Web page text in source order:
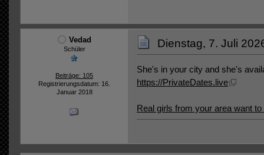
Vedad
Schüler
Beiträge: 105
Registrierungsdatum: 16.
Januar 2018
Dienstag, 7. Juli
She's in your city and she's
https://PrivateDates.live
Real girls from your area want to